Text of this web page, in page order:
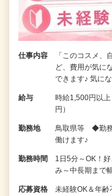
仕事内容
「このコスメ、
ど、費用が気に
できます♪ 気に
給与
時給1,500円以
円）
勤務地
鳥取県等 ◆勤務
働けます♪
勤務時間
1日5分～OK！
み～中長期まで
応募資格
未経験OK＆年